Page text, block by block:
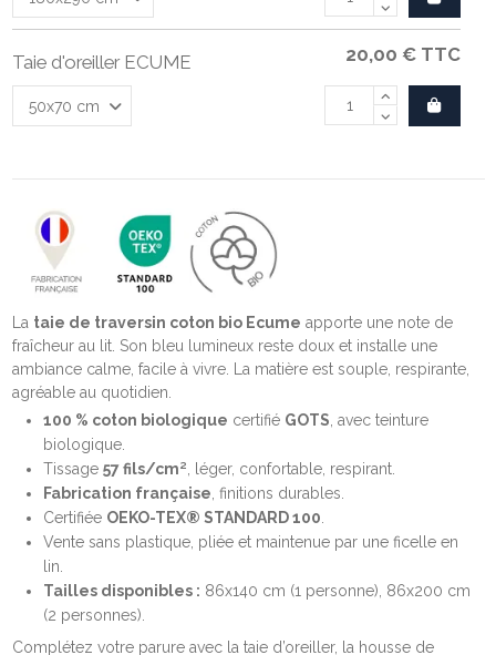
Taie d'oreiller ECUME 20,00 € TTC
La taie de traversin coton bio Ecume apporte une note de
fraîcheur au lit. Son bleu lumineux reste doux et installe une
ambiance calme, facile à vivre. La matière est souple, respirante,
agréable au quotidien.
100 % coton biologique certifié GOTS , avec teinture
biologique.
Tissage 57 fils/cm² , léger, confortable, respirant.
Fabrication française , finitions durables.
Certifiée OEKO-TEX® STANDARD 100
Vente sans plastique, pliée et maintenue par une ficelle en
lin.
Tailles disponibles : 86x140 cm (1 personne), 86x200 cm
(2 personnes).
Complétez votre parure avec la taie d’oreiller, la housse de